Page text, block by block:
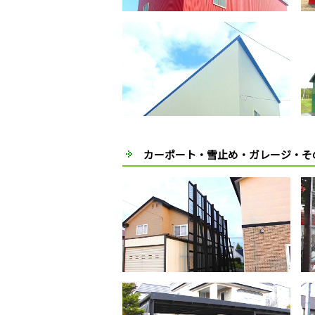
カーポート・雪止め・ガレージ・そ